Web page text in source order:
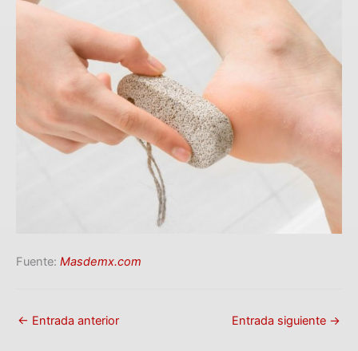
Fuente: Masdemx.com
← Entrada anterior Entrada siguiente →